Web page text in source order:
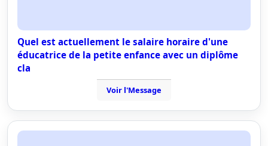
Quel est actuellement le salaire horaire d'une
éducatrice de la petite enfance avec un diplôme
cla
Voir l'Message